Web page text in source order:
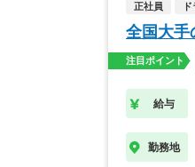
正社員
全国大手
注目ポイント
給与
勤務地